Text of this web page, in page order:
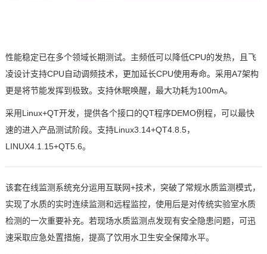
性能稳定已在多个领域长期测试。主频低可以降低CPU的发热，且 飞
凌设计支持CPU自动调频技术，更加延长CPU使用寿命。采用A7架构
更是将节能发挥到极致。支持休眠唤醒，最大功耗为100mA。
采用Linux+QT开发，提供各个接口的QT程序DEMO例程，可以最快
速的进入产品测试阶段。支持Linux3.14+QT4.8.5，
LINUX4.1.15+QT5.6。
该套在线监测系统充分运用互联网+技术，突破了常规水质监测模式，
实现了水质的实时连续监测和远程监控，使用后是对传统实验室水质
检测的一次重要补充。若现场水质监测点发现有安全隐患问题，可迅
速采取应急处置措施，提高了饮用水卫生安全保障水平。